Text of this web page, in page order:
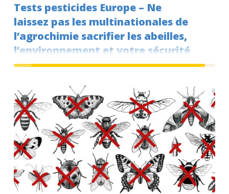
Tests pesticides Europe – Ne
laissez pas les multinationales de
l’agrochimie sacrifier les abeilles,
l’environnement et votre sécurité
alimentaire !